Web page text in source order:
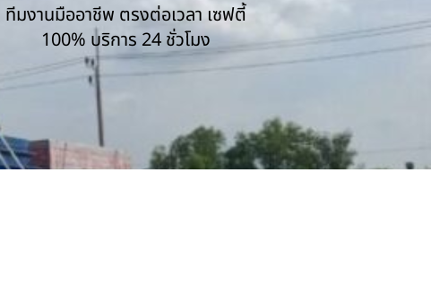
ทีมงานมืออาชีพ ตรงต่อเวลา เซฟตี้
100% บริการ 24 ชั่วโมง